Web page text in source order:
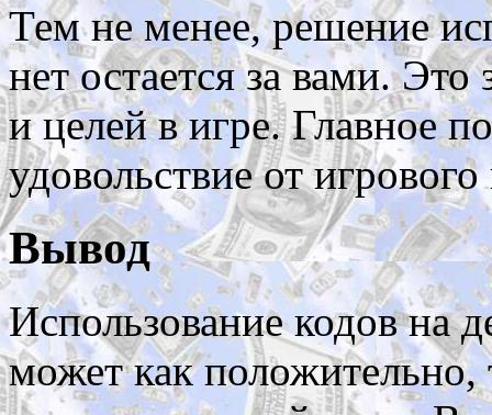
Тем не менее, решение
нет остается за вами.
и целей в игре. Главное
удовольствие от
Вывод
Использование кодов на
может как положительно,